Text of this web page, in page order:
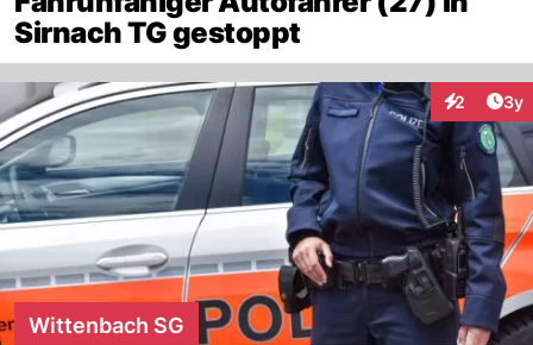
Sirnach TG gestoppt
2 3y
Wittenbach SG